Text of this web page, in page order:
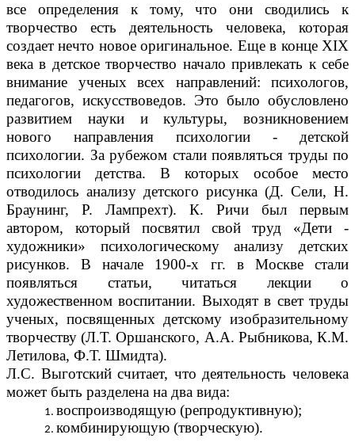
все определения к тому, что они сводились к
творчество есть деятельность человека, которая
создает нечто новое оригинальное. Еще в конце XIX
века в детское творчество начало привлекать к себе
внимание ученых всех направлений: психологов,
педагогов, искусствоведов. Это было обусловлено
развитием науки и культуры, возникновением
нового направления психологии - детской
психологии. За рубежом стали появляться труды по
психологии детства. В которых особое место
отводилось анализу детского рисунка (Д. Сели, Н.
Браунинг, Р. Лампрехт). К. Ричи был первым
автором, который посвятил свой труд «Дети -
художники» психологическому анализу детских
рисунков. В начале 1900-х гг. в Москве стали
появляться статьи, читаться лекции о
художественном воспитании. Выходят в свет труды
ученых, посвященных детскому изобразительному
творчеству (Л.Т. Оршанского, А.А. Рыбникова, К.М.
Летилова, Ф.Т. Шмидта).
Л.С. Выготский считает, что деятельность человека
может быть разделена на два вида:
воспроизводящую (репродуктивную);
комбинирующую (творческую).